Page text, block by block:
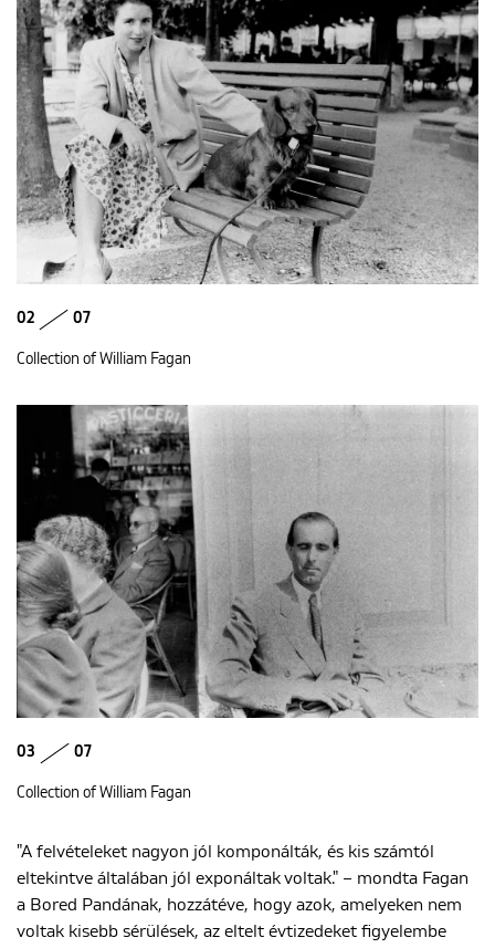
02 07
Collection of William Fagan
03 07
Collection of William Fagan
"A felvételeket nagyon jól komponálták, és kis számtól
eltekintve általában jól exponáltak voltak." – mondta Fagan
a Bored Pandának, hozzátéve, hogy azok, amelyeken nem
voltak kisebb sérülések, az eltelt évtizedeket figyelembe